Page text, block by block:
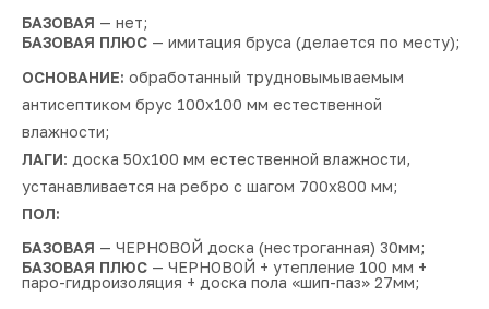
БАЗОВАЯ — нет;
БАЗОВАЯ ПЛЮС — имитация бруса (делается по месту);
ОСНОВАНИЕ: обработанный трудновымываемым
антисептиком брус 100х100 мм естественной
влажности;
ЛАГИ: доска 50х100 мм естественной влажности,
устанавливается на ребро с шагом 700х800 мм;
ПОЛ:
БАЗОВАЯ — ЧЕРНОВОЙ доска (нестроганная) 30мм;
БАЗОВАЯ ПЛЮС — ЧЕРНОВОЙ + утепление 100 мм +
паро-гидроизоляция + доска пола «шип-паз» 27мм;